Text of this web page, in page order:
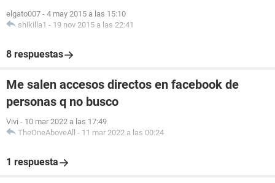
elgato007 - 4 may 2015 a las 15:10
shikilla1 - 19 nov 2015 a las 22:41
8 respuestas
Me salen accesos directos en facebook de
personas q no busco
Vivi - 10 mar 2022 a las 17:49
TheOneAboveAll - 11 mar 2022 a las 00:24
1 respuesta